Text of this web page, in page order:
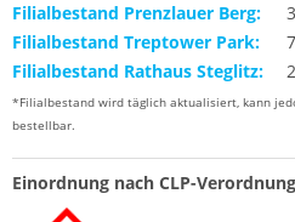
Filialbestand Prenzlauer Berg:
Filialbestand Treptower Park:
Filialbestand Rathaus Steglitz:
*Filialbestand wird täglich aktualisiert, kann
bestellbar.
Einordnung nach CLP-